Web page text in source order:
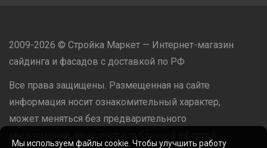
2009-2026 © Стройка Маркет — Интернет-магазин
сайдинга и фасадов с доставкой по РФ
Все права защищены. Размещенная на сайте
информация носит ознакомительный характер,
может меняться без предварительного
Мы используем файлы cookie. Чтобы улучшить работу